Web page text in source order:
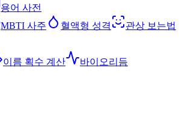
용어 사전
MBTI 사주 혈액형 성격
관상 보는법
이름 획수 계산
바이오리듬